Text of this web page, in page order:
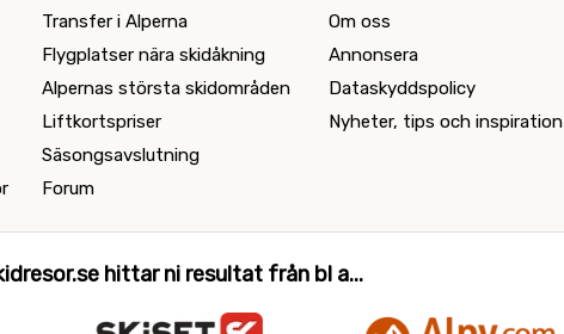
Transfer i Alperna
Flygplatser nära skidåkning
Alpernas största skidområden
Liftkortspriser
Säsongsavslutning
Forum
Om oss
Annonsera
Dataskyddspolicy
Nyheter, tips och inspiration
hittar ni resultat från bl a...